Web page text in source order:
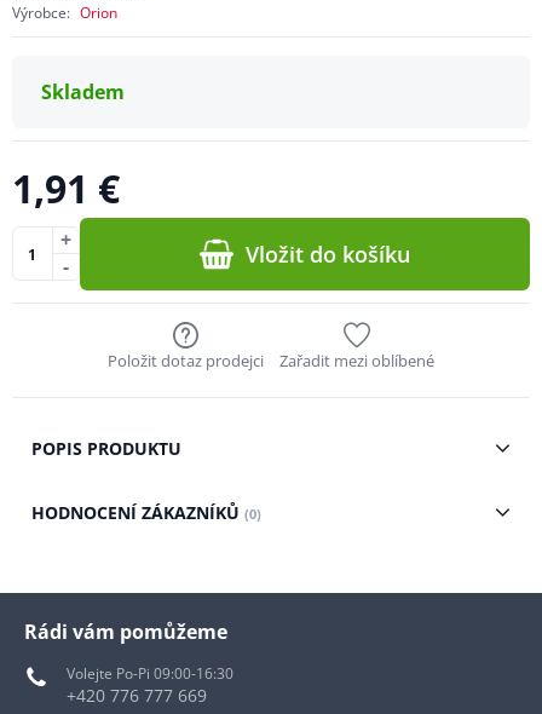
Výrobce: Orion
Skladem
1,91 €
-
+ Vložit do košíku
Položit dotaz prodejci Zařadit mezi oblíbené
POPIS PRODUKTU
HODNOCENÍ ZÁKAZNÍKŮ (0)
Rádi vám pomůžeme
Volejte Po-Pi 09:00-16:30
+420 776 777 669